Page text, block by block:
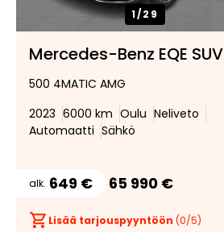
1/29
Mercedes-Benz EQE SUV
500 4MATIC AMG
2023 6000 km Oulu Neliveto
Automaatti Sähkö
alk. 649 € 65 990 €
Lisää tarjouspyyntöön (0/5)